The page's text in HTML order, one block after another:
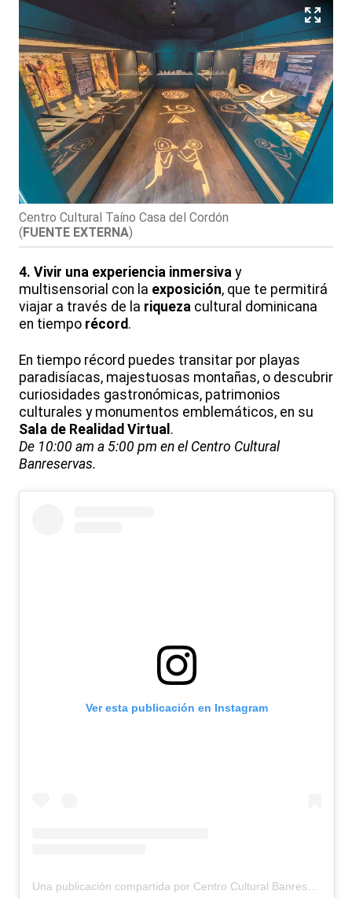
Centro Cultural Taíno Casa del Cordón
( FUENTE EXTERNA)
4. Vivir una experiencia inmersiva y
multisensorial con la exposición, que te permitirá
viajar a través de la riqueza cultural dominicana
en tiempo récord.
En tiempo récord puedes transitar por playas
paradisíacas, majestuosas montañas, o descubrir
curiosidades gastronómicas, patrimonios
culturales y monumentos emblemáticos, en su
Sala de Realidad Virtual .
De 10:00 am a 5:00 pm en el Centro Cultural
Banreservas.
Ver esta publicación en Instagram